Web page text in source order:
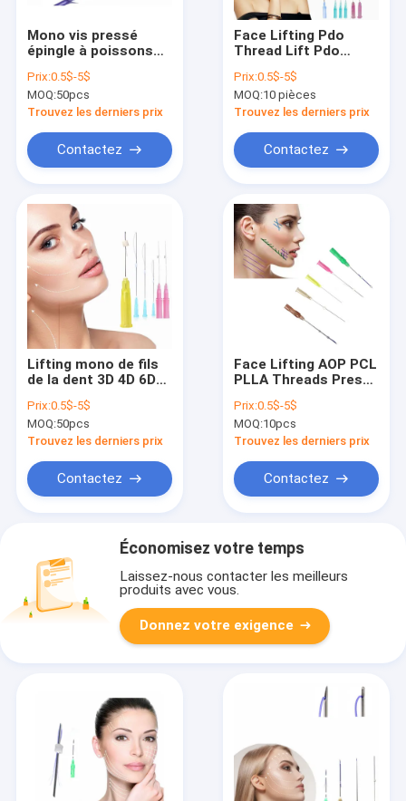
Mono vis pressé
épingle à poissons
PLLA fils de face
lifting
Prix:0.5$-5$
MOQ:50pcs
Trouvez les derniers prix
Contactez
Face Lifting Pdo
Thread Lift Pdo
25mm 38mm
Prix:0.5$-5$
MOQ:10 pièces
Trouvez les derniers prix
Contactez
Lifting mono de fils
de la dent 3D 4D 6D
Fishbone de presse à
vis
Prix:0.5$-5$
MOQ:50pcs
Trouvez les derniers prix
Contactez
Face Lifting AOP PCL
PLLA Threads Presse
Press Cog
Prix:0.5$-5$
MOQ:10pcs
Trouvez les derniers prix
Contactez
Économisez votre temps
Laissez-nous contacter les meilleurs
produits avec vous.
Donnez votre exigence